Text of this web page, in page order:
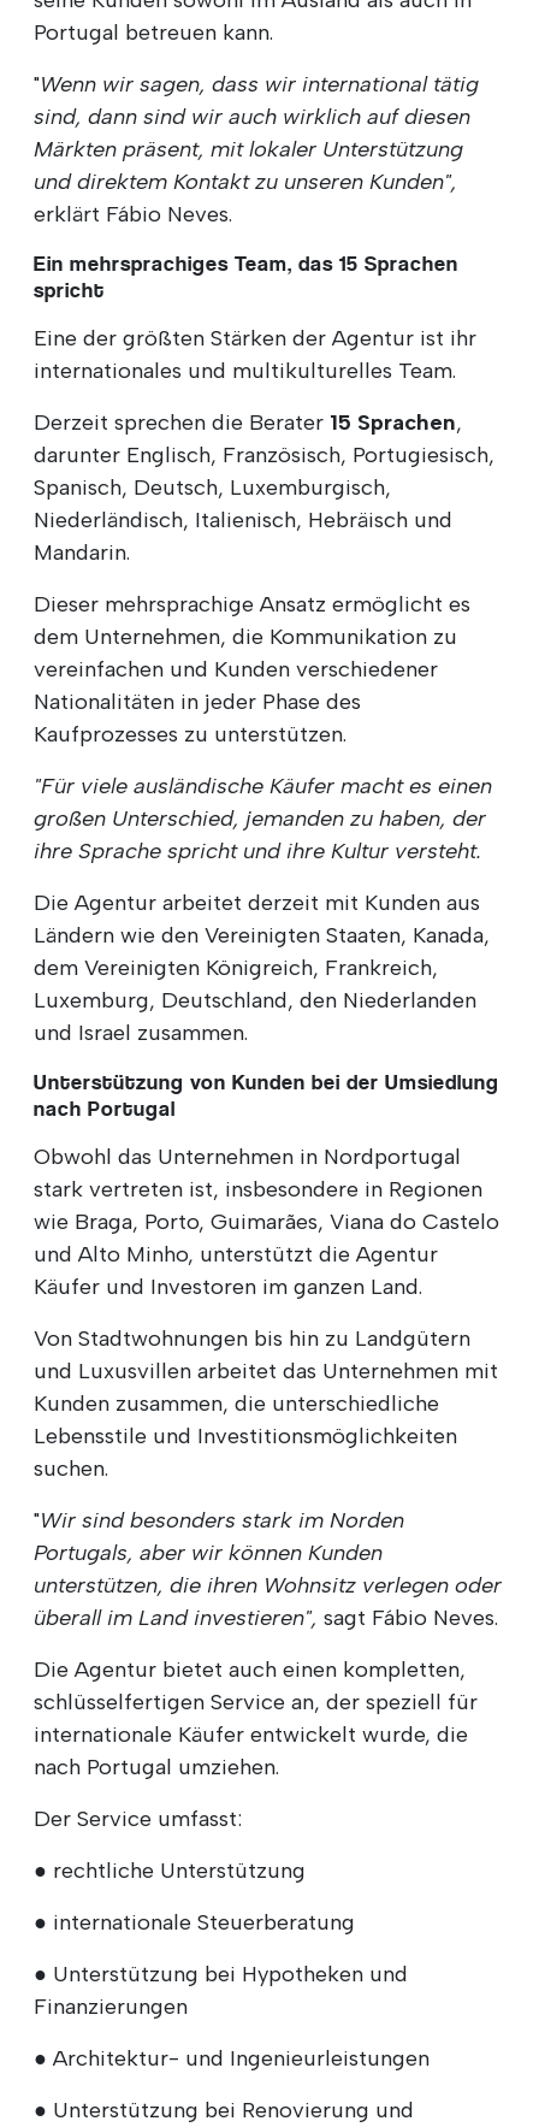
Portugal betreuen kann.
"Wenn wir sagen, dass wir international tätig
sind, dann sind wir auch wirklich auf diesen
Märkten präsent, mit lokaler Unterstützung
und direktem Kontakt zu unseren Kunden",
erklärt Fábio Neves.
Ein mehrsprachiges Team, das 15 Sprachen
spricht
Eine der größten Stärken der Agentur ist ihr
internationales und multikulturelles Team.
Derzeit sprechen die Berater 15 Sprachen,
darunter Englisch, Französisch, Portugiesisch,
Spanisch, Deutsch, Luxemburgisch,
Niederländisch, Italienisch, Hebräisch und
Mandarin.
Dieser mehrsprachige Ansatz ermöglicht es
dem Unternehmen, die Kommunikation zu
vereinfachen und Kunden verschiedener
Nationalitäten in jeder Phase des
Kaufprozesses zu unterstützen.
"Für viele ausländische Käufer macht es einen
großen Unterschied, jemanden zu haben, der
ihre Sprache spricht und ihre Kultur versteht.
Die Agentur arbeitet derzeit mit Kunden aus
Ländern wie den Vereinigten Staaten, Kanada,
dem Vereinigten Königreich, Frankreich,
Luxemburg, Deutschland, den Niederlanden
und Israel zusammen.
Unterstützung von Kunden bei der Umsiedlung
nach Portugal
Obwohl das Unternehmen in Nordportugal
stark vertreten ist, insbesondere in Regionen
wie Braga, Porto, Guimarães, Viana do Castelo
und Alto Minho, unterstützt die Agentur
Käufer und Investoren im ganzen Land.
Von Stadtwohnungen bis hin zu Landgütern
und Luxusvillen arbeitet das Unternehmen mit
Kunden zusammen, die unterschiedliche
Lebensstile und Investitionsmöglichkeiten
suchen.
"Wir sind besonders stark im Norden
Portugals, aber wir können Kunden
unterstützen, die ihren Wohnsitz verlegen oder
überall im Land investieren", sagt Fábio Neves.
Die Agentur bietet auch einen kompletten,
schlüsselfertigen Service an, der speziell für
internationale Käufer entwickelt wurde, die
nach Portugal umziehen.
Der Service umfasst:
● rechtliche Unterstützung
● internationale Steuerberatung
● Unterstützung bei Hypotheken und
Finanzierungen
● Architektur- und Ingenieurleistungen
● Unterstützung bei Renovierung und